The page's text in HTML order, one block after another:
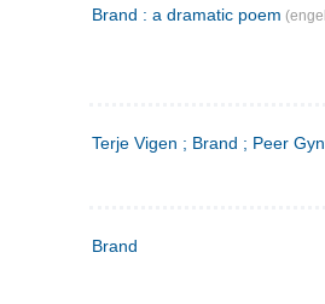
Brand : a dramatic poem
Terje Vigen ; Brand ; Peer
Brand